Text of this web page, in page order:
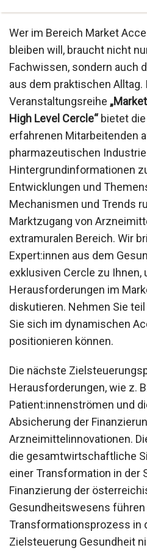
Wer im Bereich Market
bleiben will, braucht nicht
Fachwissen, sondern auch
aus dem praktischen Alltag.
Veranstaltungsreihe
High Level Cercle“ bietet die
erfahrenen Mitarbeitenden
pharmazeutischen Industrie
Hintergrundinformationen
Entwicklungen und
Mechanismen und Trends
Marktzugang von
extramuralen Bereich. Wir
Expert:innen aus dem
exklusiven Cercle zu Ihnen,
Herausforderungen im
diskutieren. Nehmen Sie
Sie sich im dynamischen
positionieren können.
Die nächste
Herausforderungen, wie z.
Patient:innenströmen und
Absicherung der
Arzneimittelinnovationen.
die gesamtwirtschaftliche
einer Transformation in der
Finanzierung der
Gesundheitswesens
Transformationsprozess in
Zielsteuerung Gesundheit